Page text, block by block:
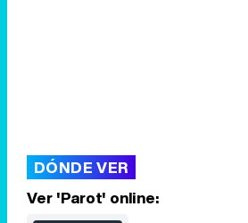
DÓNDE VER
Ver 'Parot' online: